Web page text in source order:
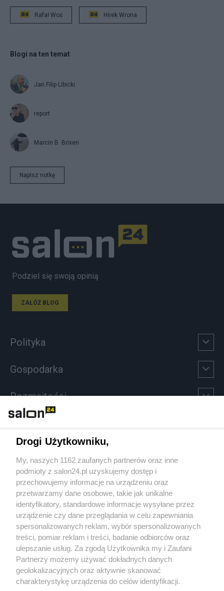
Rafał Woś Hirek Wrona
Blogi na ten temat
Jan Filip Libicki
report
Marcin B. Brixen
Napisz notkę
Podziel się swoją opinią
ZAŁÓŻ BLOG
Polityka
Gospodarka
Rozmaitości
Sport
Społeczeństwo
Kultura
X Facebook Instagram Youtube
Drogi Użytkowniku,
My, naszych 1162 zaufanych partnerów oraz inne
podmioty z salon24.pl uzyskujemy dostęp i
przechowujemy informacje na urządzeniu oraz
przetwarzamy dane osobowe, takie jak unikalne
identyfikatory, standardowe informacje wysyłane przez
urządzenie czy dane przeglądania w celu zapewniania
spersonalizowanych reklam, wybór spersonalizowanych
treści, pomiar reklam i treści, badanie odbiorców oraz
ulepszanie usług. Za zgodą Użytkownika my i Zaufani
Partnerzy możemy używać dokładnych danych
geolokalizacyjnych oraz aktywnie skanować
charakterystykę urządzenia do celów identyfikacji.